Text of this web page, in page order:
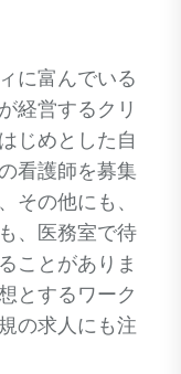
に富んでいる
経営するクリ
じめとした自
看護師を募集
その他にも、
、医務室で待
ことがありま
とするワーク
の求人にも注